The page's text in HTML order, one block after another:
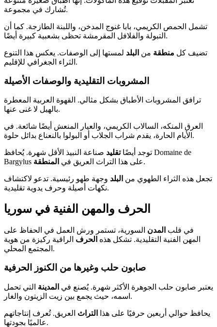
تُشارك في مجموعة.
تشمل الحمص الكريمي، بابا غنوج المدخن، واللبنة الطازجة. كما أن
التبولة والفلافل المقرمشة تحظى بشعبية كبيرة أيضًا.
تضيف كل منطقة من البلد لمستها إلى الوصفات. يعكس هذا التنوع
الثراء الجغرافي للإقليم.
المشروبات التقليدية والوصفات الأصيلة
ترافق المشروبات الأطباق بشكل مثالي. القهوة العربية المعطرة
بالهيل لا غنى عنها.
العرق المنكه، السالاب الكريمي، والعيار المنعش أيضًا شائعة. في
الأيام الحارة، يقدم شراب الجلاب أو البولوا بالنعناع بدائل حلوة.
توجد أيضًاتقليد صناعة النبيذ الأقل شهرة. يُحافظ Domaine de
Bargylus على هذا التراث العريق في المنطقة .
تجعل هذه الثراء الطهوي من البلد وجهة طهو رئيسية. تدعو لاكتشاف
نكهات أصيلة وحرف يدوية تقليدية.
الحرف والمهن الفنية في سوريا
في قلب المدن السورية، تستمر ورش العمل في الحفاظ على
المهن الفنية التقليدية. تشكل هذه الحرف الراقية ركيزة من هوية
المجتمع المحلي.
صابون حلب وغيرها من الكنوز الحرفية
يعتبر صابون حلب الجوهرة الأكثر شهرة. يُصنع في المدينة التي تحمل
اسمه، حيث يجمع بين زيت الزيتون والغار.
يحافظ حوالي أربعين حرفيًا على هذا التراث العريق. تُعرف إنتاجاتهم
عالميًا بجودتها.